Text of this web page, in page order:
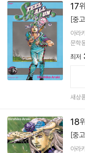
17
[중
아라
문학
최저
새상
18
[중
아라